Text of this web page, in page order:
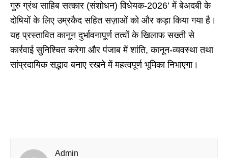
गुरु ग्रंथ साहिब सत्कार (संशोधन) विधेयक-2026’ में बेअदबी के
दोषियों के लिए उम्रकैद सहित सज़ाओं को और कड़ा किया गया है।
यह प्रस्तावित कानून दुर्भावनापूर्ण तत्वों के खिलाफ सख्ती से
कार्रवाई सुनिश्चित करेगा और पंजाब में शांति, कानून-व्यवस्था तथा
सांप्रदायिक सद्भाव बनाए रखने में महत्वपूर्ण भूमिका निभाएगा।
Admin